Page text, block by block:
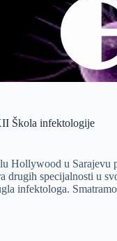
Škola infektologije
Hollywood u
specijalnosti u
infektologa.